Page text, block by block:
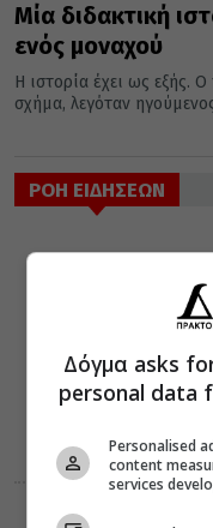
Μία διδακτική
ενός μοναχού
Η ιστορία έχει ως εξής.
σχήμα, λεγόταν
ΡΟΗ ΕΙΔΗΣΕΩΝ
Δόγμα asks
personal data
Personalised
content
services